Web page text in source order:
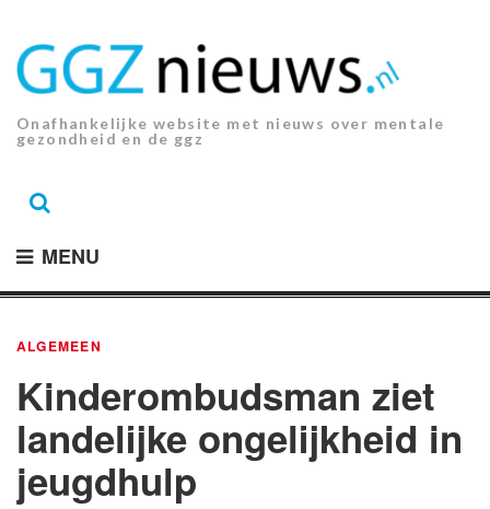
inhoud.
Onafhankelijke website met nieuws over mentale
gezondheid en de ggz
MENU
ALGEMEEN
Kinderombudsman ziet
landelijke ongelijkheid in
jeugdhulp